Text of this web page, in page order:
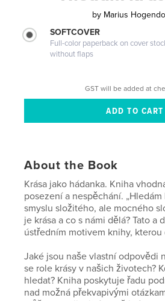
by Marius
SOFTCOVER
Full-color paperback on cover
without flaps
GST will be added at
About the Book
Krása jako hádanka. Kniha
posezení a nespěchání. „Hledám
smyslu složitého, ale mocného
je krása a co s námi dělá? Tato a
ústředním motivem knihy, kterou
Jaké jsou naše vlastní odpovědi
se role krásy v našich životech?
hledat? Kniha poskytuje řadu
nad možná překvapivými